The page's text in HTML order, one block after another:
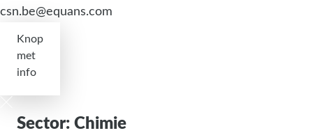
csn.be@equans.com
Knop
met
info
Sector: Chimie